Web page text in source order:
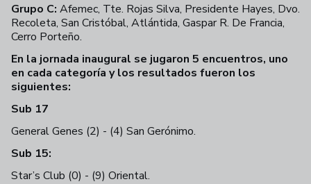
Grupo C: Afemec, Tte. Rojas Silva, Presidente Hayes, Dvo.
Recoleta, San Cristóbal, Atlántida, Gaspar R. De Francia,
Cerro Porteño.
En la jornada inaugural se jugaron 5 encuentros, uno
en cada categoría y los resultados fueron los
siguientes:
Sub 17
General Genes (2) - (4) San Gerónimo.
Sub 15:
Star’s Club (0) - (9) Oriental.